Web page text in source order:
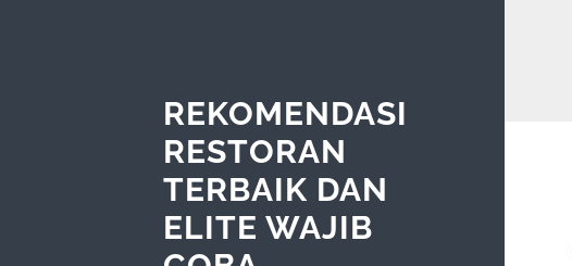
REKOMENDASI
RESTORAN
TERBAIK DAN
ELITE WAJIB